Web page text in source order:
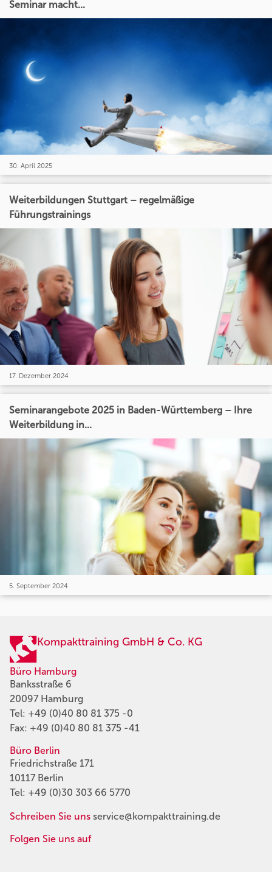
Seminar macht...
30. April 2025
Weiterbildungen Stuttgart – regelmäßige
Führungstrainings
17. Dezember 2024
Seminarangebote 2025 in Baden-Württemberg – Ihre
Weiterbildung in...
5. September 2024
Kompakttraining GmbH & Co. KG
Büro Hamburg
Banksstraße 6
20097 Hamburg
Tel: +49 (0)40 80 81 375 -0
Fax: +49 (0)40 80 81 375 -41
Büro Berlin
Friedrichstraße 171
10117 Berlin
Tel: +49 (0)30 303 66 5770
Schreiben Sie uns service@kompakttraining.de
Folgen Sie uns auf